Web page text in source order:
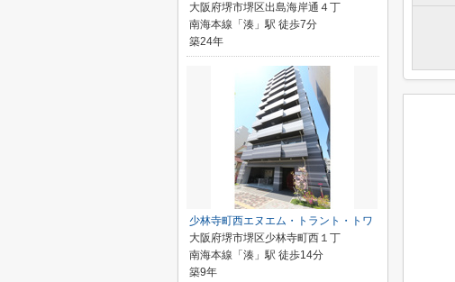
大阪府堺市堺区出島海岸通４丁
南海本線「湊」駅 徒歩7分
築24年
少林寺町西エヌエム・トラント・トワ
大阪府堺市堺区少林寺町西１丁
南海本線「湊」駅 徒歩14分
築9年